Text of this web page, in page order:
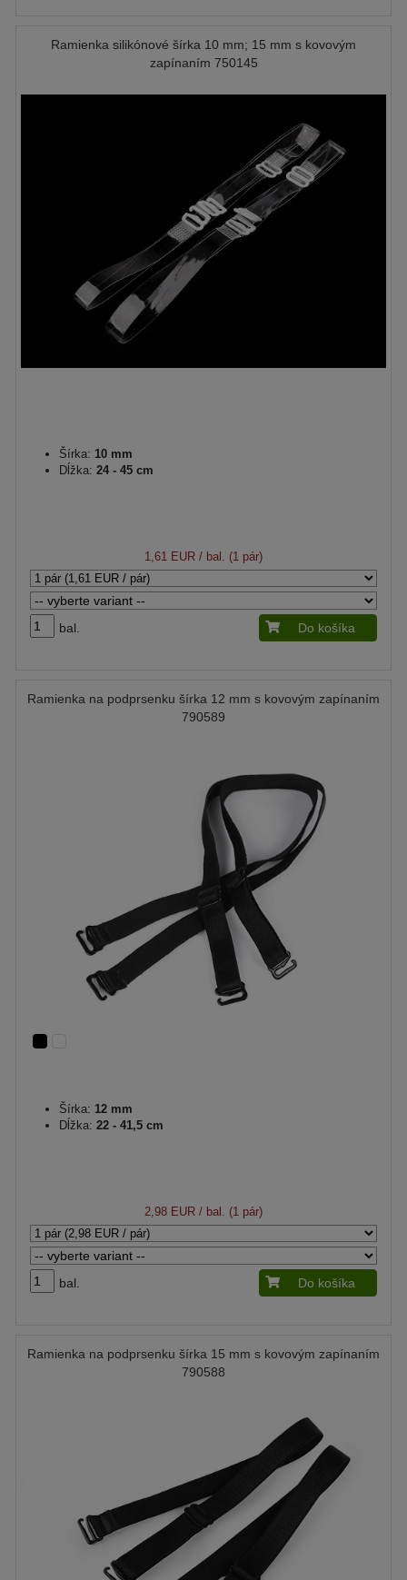
Ramienka silikónové šírka 10 mm; 15 mm s kovovým
zapínaním 750145
Šírka: 10 mm
Dĺžka: 24 - 45 cm
1,61 EUR / bal. (1 pár)
bal. Do košíka
Ramienka na podprsenku šírka 12 mm s kovovým zapínaním
790589
Šírka: 12 mm
Dĺžka: 22 - 41,5 cm
2,98 EUR / bal. (1 pár)
bal. Do košíka
Ramienka na podprsenku šírka 15 mm s kovovým zapínaním
790588